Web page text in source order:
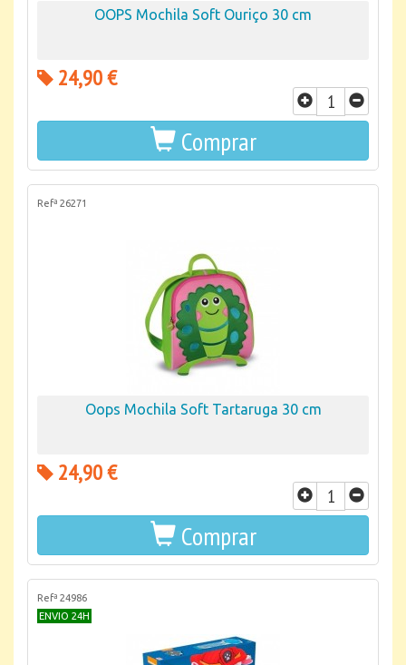
OOPS Mochila Soft Ouriço 30 cm
24,90 €
Comprar
Refª 26271
Oops Mochila Soft Tartaruga 30 cm
24,90 €
Comprar
Refª 24986
ENVIO 24H